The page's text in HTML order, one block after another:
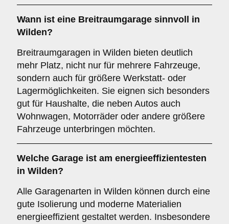
Wann ist eine Breitraumgarage sinnvoll in
Wilden?
Breitraumgaragen in Wilden bieten deutlich
mehr Platz, nicht nur für mehrere Fahrzeuge,
sondern auch für größere Werkstatt- oder
Lagermöglichkeiten. Sie eignen sich besonders
gut für Haushalte, die neben Autos auch
Wohnwagen, Motorräder oder andere größere
Fahrzeuge unterbringen möchten.
Welche Garage ist am energieeffizientesten
in Wilden?
Alle Garagenarten in Wilden können durch eine
gute Isolierung und moderne Materialien
energieeffizient gestaltet werden. Insbesondere